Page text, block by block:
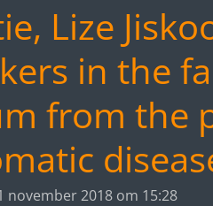
Lize
in the
from the
november 2018 om 15:28